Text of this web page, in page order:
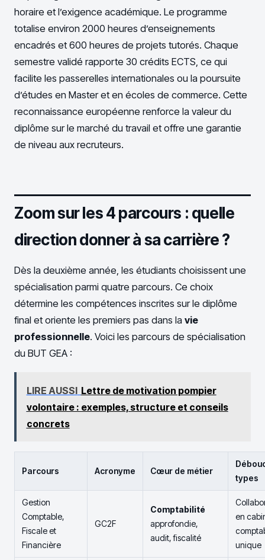
horaire et l’exigence académique. Le programme
totalise environ 2000 heures d’enseignements
encadrés et 600 heures de projets tutorés. Chaque
semestre validé rapporte 30 crédits ECTS, ce qui
facilite les passerelles internationales ou la poursuite
d’études en Master et en écoles de commerce. Cette
reconnaissance européenne renforce la valeur du
diplôme sur le marché du travail et offre une garantie
de niveau aux recruteurs.
Zoom sur les 4 parcours : quelle
direction donner à sa carrière ?
Dès la deuxième année, les étudiants choisissent une
spécialisation parmi quatre parcours. Ce choix
détermine les compétences inscrites sur le diplôme
final et oriente les premiers pas dans la vie
professionnelle. Voici les parcours de spécialisation
du BUT GEA :
LIRE AUSSI Lettre de motivation pompier
volontaire : exemples, structure et conseils
concrets
Parcours Acronyme Cœur de métier
types
Gestion
Comptable,
Fiscale et
Financière
GC2F
Comptabilité
approfondie,
audit, fiscalité
en
unique